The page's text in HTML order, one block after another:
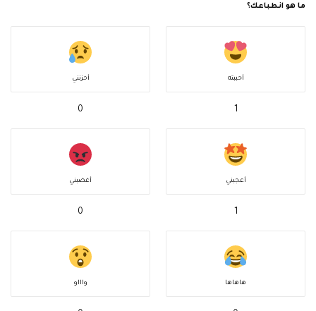
ما هو انطباعك؟
أحببته
1
أحزنني
0
أعجبني
1
أغضبني
0
هاهاها واااو